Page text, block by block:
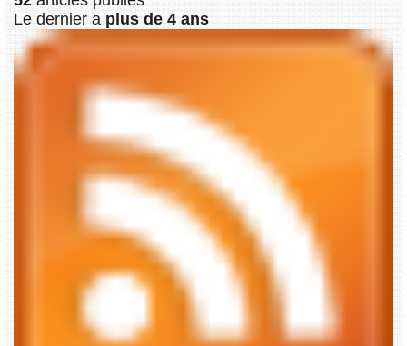
Le dernier a plus de 4 ans